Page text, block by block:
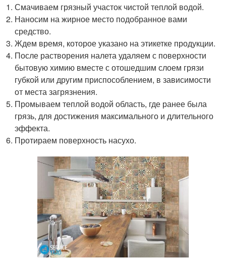
Смачиваем грязный участок чистой теплой водой.
Наносим на жирное место подобранное вами
средство.
Ждем время, которое указано на этикетке продукции.
После растворения налета удаляем с поверхности
бытовую химию вместе с отошедшим слоем грязи
губкой или другим приспособлением, в зависимости
от места загрязнения.
Промываем теплой водой область, где ранее была
грязь, для достижения максимального и длительного
эффекта.
Протираем поверхность насухо.